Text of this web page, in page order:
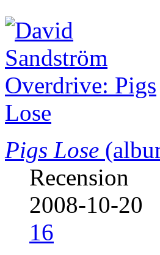
Pigs Lose
Recension
2008-10-20
16